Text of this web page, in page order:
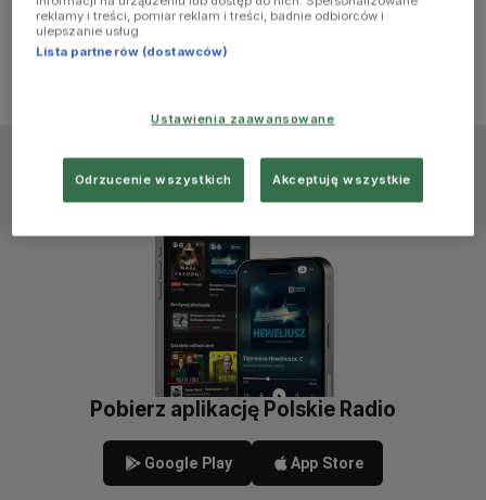
information)
Pobierz aplikację Polskie Radio
Google Play App Store
reklamy i treści, pomiar reklam i treści, badnie odbiorców i
ulepszanie usług.
Lista partnerów (dostawców)
Ustawienia zaawansowane
Odrzucenie wszystkich Akceptuję wszystkie